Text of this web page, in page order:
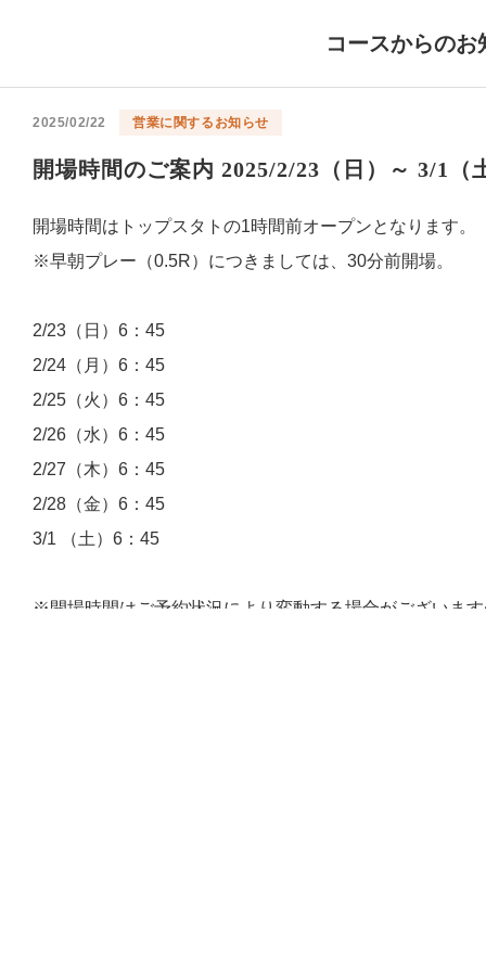
コースからのお
2025/02/22 営業に関するお知らせ
開場時間のご案内 2025/2/23（日）～ 3/1（
開場時間はトップスタトの1時間前オープンとなります。
※早朝プレー（0.5R）につきましては、30分前開場。
2/23（日）6：45
2/24（月）6：45
2/25（火）6：45
2/26（水）6：45
2/27（木）6：45
2/28（金）6：45
3/1 （土）6：45
※開場時間はご予約状況により変動する場合がございます